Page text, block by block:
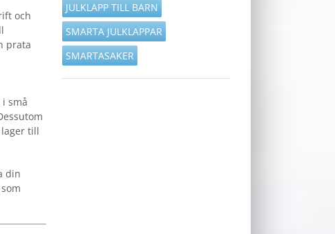
och
prata
små
till
din
JULKLAPP TILL BARN
SMARTA JULKLAPPAR
SMARTASAKER